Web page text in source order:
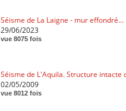
Séisme de La Laigne - mur effondré...
29/06/2023
vue 8075 fois
Séisme de L'Aquila. Structure intacte
02/05/2009
vue 8012 fois